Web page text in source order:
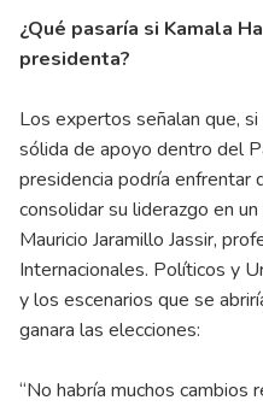
¿Qué pasaría si Kamala
presidenta?
Los expertos señalan que,
sólida de apoyo dentro del
presidencia podría enfrentar
consolidar su liderazgo en
Mauricio Jaramillo Jassir,
Internacionales. Políticos y
y los escenarios que se
ganara las elecciones:
“No habría muchos cambios